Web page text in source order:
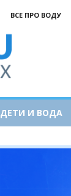
ВСЕ ПРО ВОДУ
ДЕТИ И ВОДА